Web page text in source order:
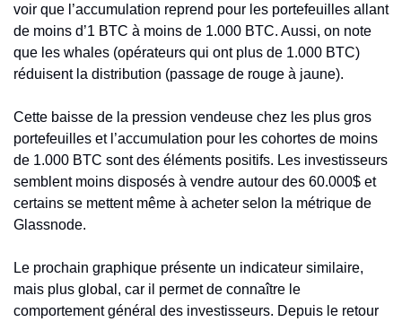
voir que l’accumulation reprend pour les portefeuilles allant
de moins d’1 BTC à moins de 1.000 BTC. Aussi, on note
que les whales (opérateurs qui ont plus de 1.000 BTC)
réduisent la distribution (passage de rouge à jaune).
Cette baisse de la pression vendeuse chez les plus gros
portefeuilles et l’accumulation pour les cohortes de moins
de 1.000 BTC sont des éléments positifs. Les investisseurs
semblent moins disposés à vendre autour des 60.000$ et
certains se mettent même à acheter selon la métrique de
Glassnode.
Le prochain graphique présente un indicateur similaire,
mais plus global, car il permet de connaître le
comportement général des investisseurs. Depuis le retour